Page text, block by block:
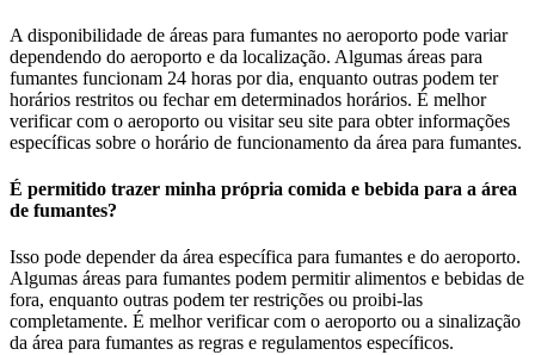
A disponibilidade de áreas para fumantes no aeroporto pode variar
dependendo do aeroporto e da localização. Algumas áreas para
fumantes funcionam 24 horas por dia, enquanto outras podem ter
horários restritos ou fechar em determinados horários. É melhor
verificar com o aeroporto ou visitar seu site para obter informações
específicas sobre o horário de funcionamento da área para fumantes.
É permitido trazer minha própria comida e bebida para a área
de fumantes?
Isso pode depender da área específica para fumantes e do aeroporto.
Algumas áreas para fumantes podem permitir alimentos e bebidas de
fora, enquanto outras podem ter restrições ou proibi-las
completamente. É melhor verificar com o aeroporto ou a sinalização
da área para fumantes as regras e regulamentos específicos.